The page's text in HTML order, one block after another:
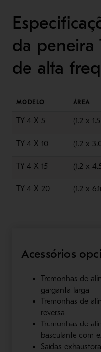
da peneira
de alta
MODELO ÁREA
TY 4 X 5 (1.2 x
TY 4 X 10 (1.2 x
TY 4 X 15 (1.2 x
TY 4 X 20 (1.2 x
Acessórios
Tremonhas de
garganta larga
Tremonhas de
reversa
Tremonhas de
basculante com
Saídas